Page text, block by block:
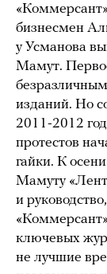
бизнесмен
у Усманова
Мамут.
изданий. Но
2011-2012
протестов
гайки. К
Мамуту
и
ключевых
не лучшие